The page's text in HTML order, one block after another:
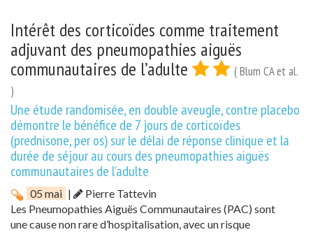
Intérêt des corticoïdes comme traitement
adjuvant des pneumopathies aiguës
communautaires de l’adulte
( Blum CA et al.
)
Une étude randomisée, en double aveugle, contre placebo
démontre le bénéfice de 7 jours de corticoïdes
(prednisone, per os) sur le délai de réponse clinique et la
durée de séjour au cours des pneumopathies aiguës
communautaires de l’adulte
05 mai |
Pierre Tattevin
Les Pneumopathies Aiguës Communautaires (PAC) sont
une cause non rare d’hospitalisation, avec un risque